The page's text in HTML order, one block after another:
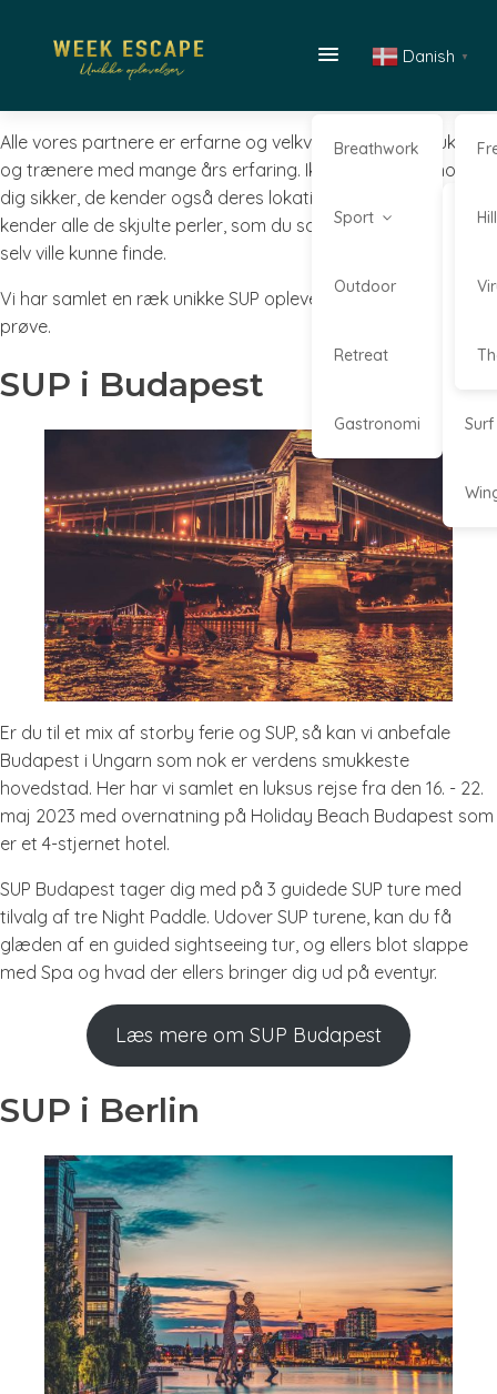
Breathwork
Sport
Surf
Outdoor
Retreat
Gastronomi
Danish ▼
Alle vores partnere er erfarne og velkvalificerede instruktører
og trænere med mange års erfaring. Ikke alene vil de holde
dig sikker, de kender også deres lokationer ud og ind - så de
kender alle de skjulte perler, som du sandsynligvis nok aldrig
selv ville kunne finde.
Vi har samlet en ræk unikke SUP oplevelser som du bare må
prøve.
SUP i Budapest
Er du til et mix af storby ferie og SUP, så kan vi anbefale
Budapest i Ungarn som nok er verdens smukkeste
hovedstad. Her har vi samlet en luksus rejse fra den 16. - 22.
maj 2023 med overnatning på Holiday Beach Budapest som
er et 4-stjernet hotel.
SUP Budapest tager dig med på 3 guidede SUP ture med
tilvalg af tre Night Paddle. Udover SUP turene, kan du få
glæden af en guided sightseeing tur, og ellers blot slappe
med Spa og hvad der ellers bringer dig ud på eventyr.
Læs mere om SUP Budapest
SUP i Berlin